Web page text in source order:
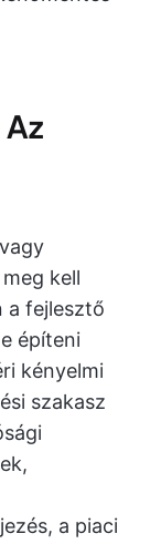
kell
a fejlesztő
építeni
kényelmi
szakasz
a piaci